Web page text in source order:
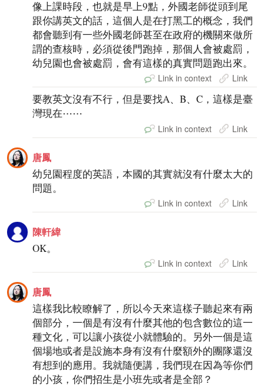
像上課時段，也就是早上9點，外國老師從頭到尾
跟你講英文的話，這個人是在打黑工的概念，我們
都會聽到有一些外國老師甚至在政府的機關來做所
謂的查核時，必須從後門跑掉，那個人會被處罰，
幼兒園也會被處罰，會有這樣的真實問題跑出來。
Link in context Link
要教英文沒有不行，但是要找A、B、C，這樣是臺
灣現在⋯⋯
Link in context Link
唐鳳
幼兒園程度的英語，本國的其實就沒有什麼太大的
問題。
Link in context Link
陳軒緯
OK。
Link in context Link
唐鳳
這樣我比較瞭解了，所以今天來這樣子聽起來有兩
個部分，一個是有沒有什麼其他的包含數位的這一
種文化，可以讓小孩從小就體驗的。另外一個是這
個場地或者是設施本身有沒有什麼額外的團隊還沒
有想到的應用。我就隨便講，我們現在因為等你們
的小孩，你們招生是小班先或者是全部？